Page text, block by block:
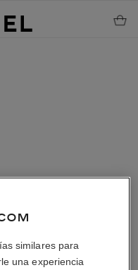
similares para
una experiencia